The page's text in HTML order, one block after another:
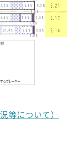
等について）